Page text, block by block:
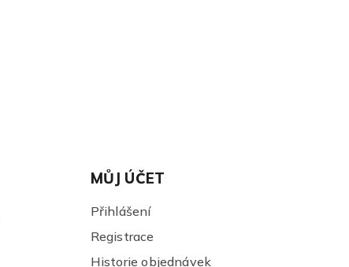
MŮJ ÚČET
Přihlášení
Registrace
Historie objednávek